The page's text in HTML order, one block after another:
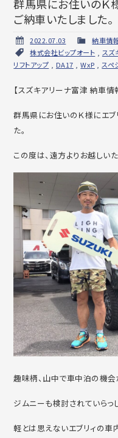
群馬県にお住いのＫ
ご納車いたしました。
2022.07.03
納車情
株式会社ビップオート
スズ
リフトアップ
DA17 ,WxP スペ
【スズキアリーナ富津 納車情
群馬県にお住いのＫ様にエブ
た。
この度は、遠方よりお越しい
趣味柄、山中で車中泊の機会
ジムニーも検討されていらっ
軽とは思えないエブリィの車